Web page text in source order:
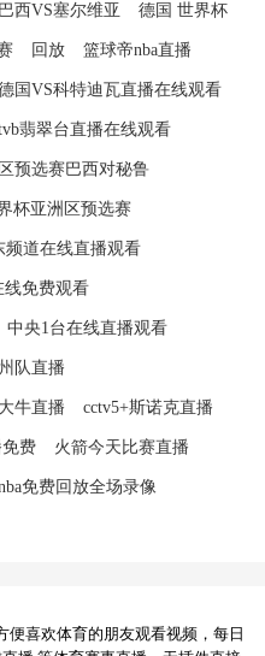
西VS塞尔维亚 德国 世界杯
回放 篮球帝nba直播
国VS科特迪瓦直播在线观看
翡翠台直播在线观看
预选赛巴西对秘鲁
杯亚洲区预选赛
频道在线直播观看
线免费观看
中央1台在线直播观看
队直播
大牛直播 cctv5+斯诺克直播
费 火箭今天比赛直播
免费回放全场录像
喜欢体育的朋友观看视频，每日